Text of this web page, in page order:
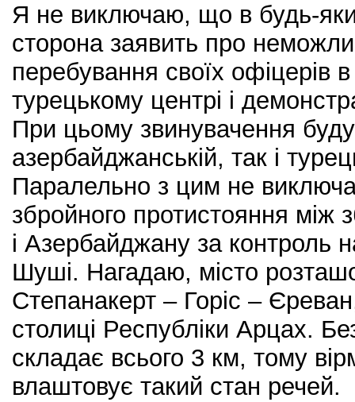
Я не виключаю, що в будь-
сторона заявить про
перебування своїх офіцерів
турецькому центрі і
При цьому звинувачення
азербайджанській, так і
Паралельно з цим не
збройного протистояння
і Азербайджану за контроль
Шуші. Нагадаю, місто
Степанакерт – Горіс –
столиці Республіки Арцах.
складає всього 3 км, тому
влаштовує такий стан речей.